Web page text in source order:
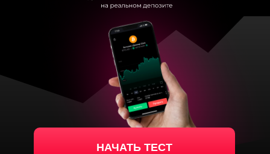
НАЧАТЬ ТЕСТ